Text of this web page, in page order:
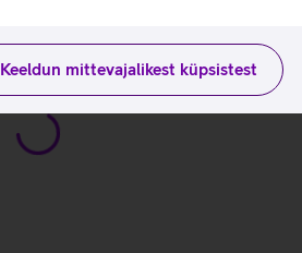
Keeldun mittevajalikest küpsistest